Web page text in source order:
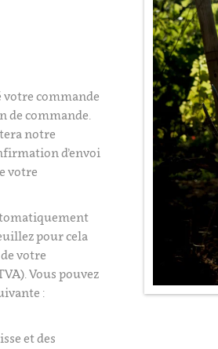
votre commande
de commande.
notre
d’envoi
votre
pour cela
votre
Vous pouvez
:
et des